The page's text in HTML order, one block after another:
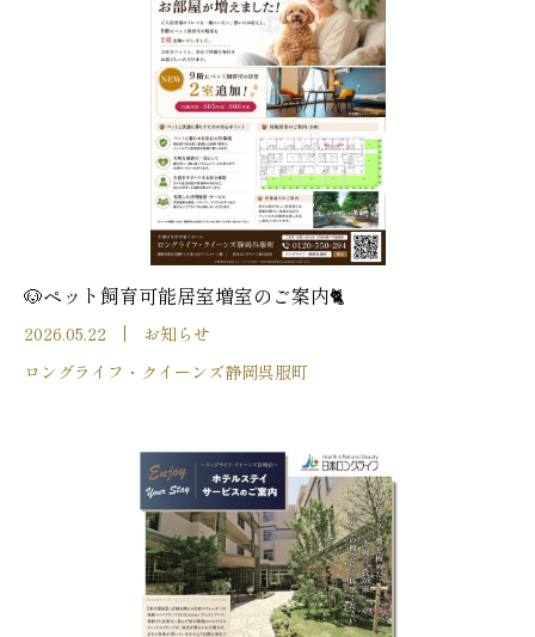
🐶ペット飼育可能居室増室のご案内🐈
2026.05.22
お知らせ
ロングライフ・クイーンズ静岡呉服町